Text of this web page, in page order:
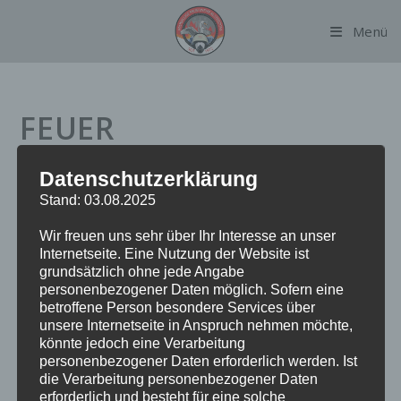
Menü
FEUER
Datum: 4. Juni 2023 um 15:58 Uhr
Einsatzart:FEU
Einsatzort:Suhrenkamp
Fahrzeuge:FF Alsterdorf
Weitere Kräfte:BF Alsterdorf, Polizei
Einsatzbericht:
Datenschutzerklärung
Stand: 03.08.2025
Wir freuen uns sehr über Ihr Interesse an unser
Internetseite. Eine Nutzung der Website ist
grundsätzlich ohne jede Angabe
personenbezogener Daten möglich. Sofern eine
betroffene Person besondere Services über
unsere Internetseite in Anspruch nehmen möchte,
könnte jedoch eine Verarbeitung
personenbezogener Daten erforderlich werden. Ist
die Verarbeitung personenbezogener Daten
erforderlich und besteht für eine solche